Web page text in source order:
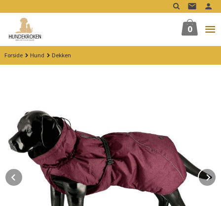
til
innholdet
0
Forside Hund Dekken